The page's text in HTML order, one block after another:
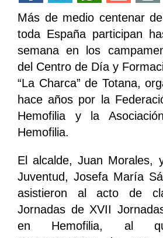
Más de medio centenar
toda España participan
semana en los
del Centro de Día y
“La Charca” de Totana,
hace años por la
Hemofilia y la
Hemofilia.
El alcalde, Juan Morales,
Juventud, Josefa María
asistieron al acto de
Jornadas de XVII
en Hemofilia, al